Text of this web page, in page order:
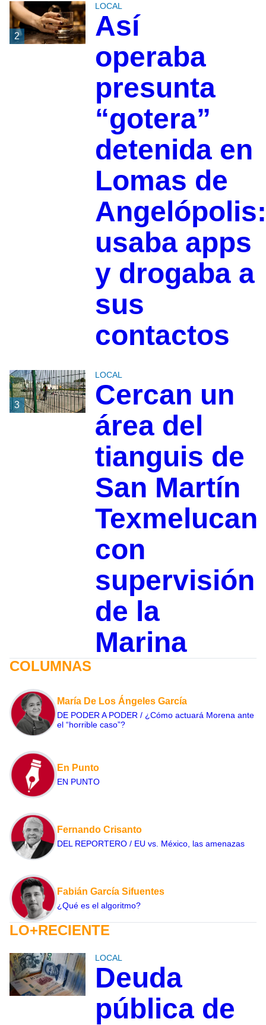
2
LOCAL
Así
operaba
presunta
“gotera”
detenida en
Lomas de
Angelópolis:
usaba apps
y drogaba a
sus
contactos
3
LOCAL
Cercan un
área del
tianguis de
San Martín
Texmelucan
con
supervisión
de la
Marina
COLUMNAS
María De Los Ángeles García
DE PODER A PODER / ¿Cómo actuará Morena ante
el “horrible caso”?
En Punto
EN PUNTO
Fernando Crisanto
DEL REPORTERO / EU vs. México, las amenazas
Fabián García Sifuentes
¿Qué es el algoritmo?
LO+RECIENTE
LOCAL
Deuda
pública de